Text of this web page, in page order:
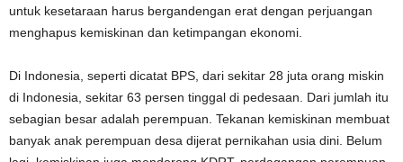
untuk kesetaraan harus bergandengan erat dengan perjuangan
menghapus kemiskinan dan ketimpangan ekonomi.
Di Indonesia, seperti dicatat BPS, dari sekitar 28 juta orang miskin
di Indonesia, sekitar 63 persen tinggal di pedesaan. Dari jumlah itu
sebagian besar adalah perempuan. Tekanan kemiskinan membuat
banyak anak perempuan desa dijerat pernikahan usia dini. Belum